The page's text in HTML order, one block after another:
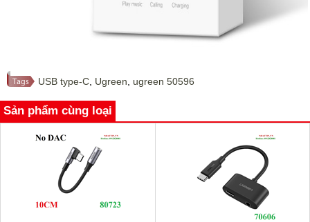
USB type-C Ugreen ugreen 50596
Sản phẩm cùng loại